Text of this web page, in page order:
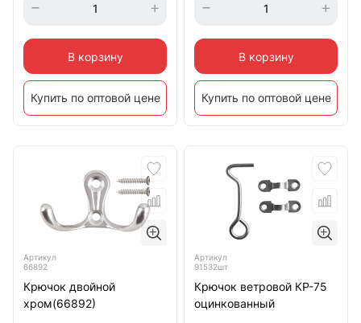
В корзину
Купить по оптовой цене
В корзину
Купить по оптовой цене
Артикул
66892
Крючок двойной
хром(66892)
Артикул
91532шт
Крючок ветровой КР-75
оцинкованный